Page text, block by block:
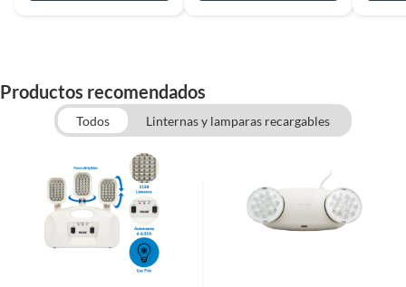
Productos recomendados
Todos Linternas y lamparas recargables